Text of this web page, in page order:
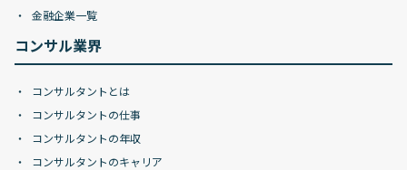
金融企業一覧
コンサル業界
コンサルタントとは
コンサルタントの仕事
コンサルタントの年収
コンサルタントのキャリア